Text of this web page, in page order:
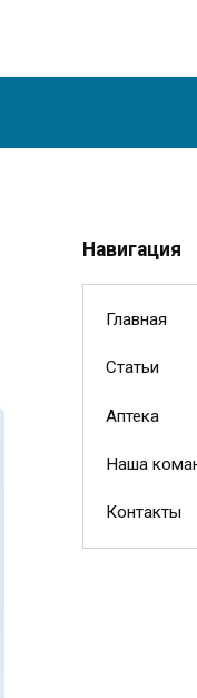
Навигация
Главная
Статьи
Аптека
Наша
Контакты